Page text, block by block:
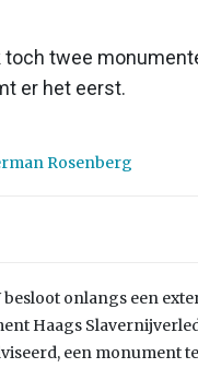
twee
er het eerst.
Rosenberg
besloot onlangs een
Haags
een monument